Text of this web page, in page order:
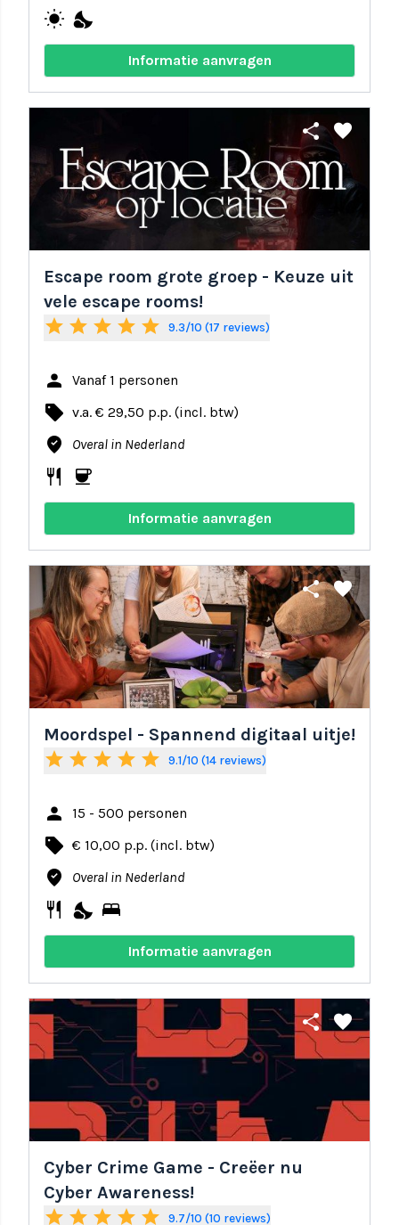
wb_sunny nights_stay
Informatie aanvragen
share favorite
Escape room grote groep - Keuze uit
vele escape rooms!
star star star star star 9.3/10 (17 reviews)
person Vanaf 1 personen
local_offer v.a. € 29,50 p.p. (incl. btw)
where_to_vote Overal in Nederland
restaurant coffee
Informatie aanvragen
share favorite
Moordspel - Spannend digitaal uitje!
star star star star star 9.1/10 (14 reviews)
person 15 - 500 personen
local_offer € 10,00 p.p. (incl. btw)
where_to_vote Overal in Nederland
restaurant nights_stay bed
Informatie aanvragen
share favorite
Cyber Crime Game - Creëer nu
Cyber Awareness!
star star star star star 9.7/10 (10 reviews)